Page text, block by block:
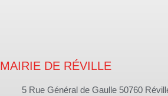
MAIRIE DE RÉVILLE
5 Rue Général de Gaulle 50760